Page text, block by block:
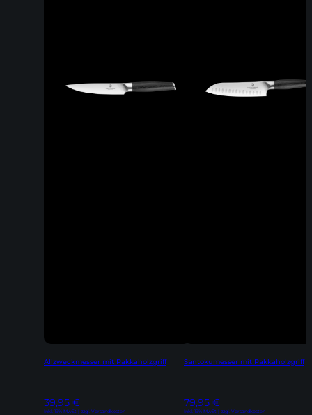
Allzweckmesser mit Pakkaholzgriff
39,95 €
Inkl. 19% MwSt | zzgl. Versandkosten
Santokumesser mit Pakkaholzgriff
79,95 €
Inkl. 19% MwSt | zzgl. Versandkosten